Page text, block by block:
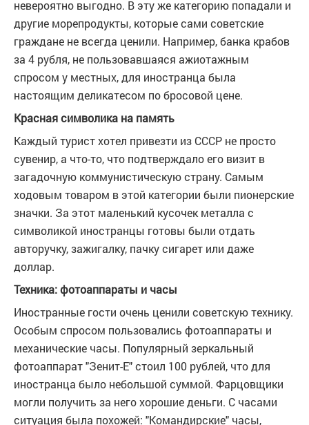
невероятно выгодно. В эту же категорию попадали и
другие морепродукты, которые сами советские
граждане не всегда ценили. Например, банка крабов
за 4 рубля, не пользовавшаяся ажиотажным
спросом у местных, для иностранца была
настоящим деликатесом по бросовой цене.
Красная символика на память
Каждый турист хотел привезти из СССР не просто
сувенир, а что-то, что подтверждало его визит в
загадочную коммунистическую страну. Самым
ходовым товаром в этой категории были пионерские
значки. За этот маленький кусочек металла с
символикой иностранцы готовы были отдать
авторучку, зажигалку, пачку сигарет или даже
доллар.
Техника: фотоаппараты и часы
Иностранные гости очень ценили советскую технику.
Особым спросом пользовались фотоаппараты и
механические часы. Популярный зеркальный
фотоаппарат "Зенит-Е" стоил 100 рублей, что для
иностранца было небольшой суммой. Фарцовщики
могли получить за него хорошие деньги. С часами
ситуация была похожей: "Командирские" часы,